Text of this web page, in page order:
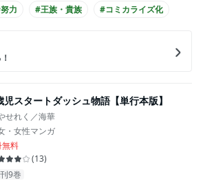
力
#王族・貴族 #コミカライズ化
児スタートダッシュ物語【単行本版】
せれく／海華
・女性マンガ
料
(13)
9巻